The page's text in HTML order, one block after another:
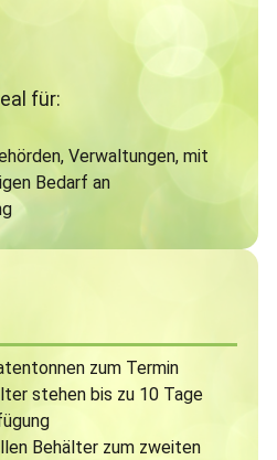
für:
Verwaltungen, mit
Bedarf an
zum Termin
stehen bis zu 10 Tage
Behälter zum zweiten